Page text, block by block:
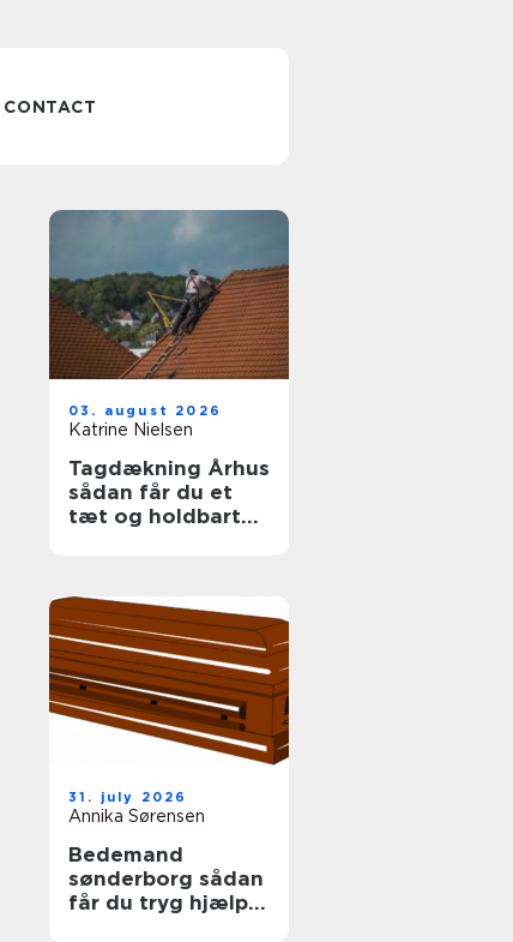
CONTACT
03. august 2026
Katrine Nielsen
Tagdækning Århus
sådan får du et
tæt og holdbart
31. july 2026
Annika Sørensen
Bedemand
sønderborg sådan
får du tryg hjælp i